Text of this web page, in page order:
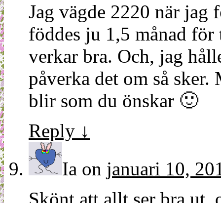
Jag vägde 2220 när jag
föddes ju 1,5 månad
verkar bra. Och, jag
påverka det om så
blir som du önskar 🙂
Reply ↓
Ia on januari 10,